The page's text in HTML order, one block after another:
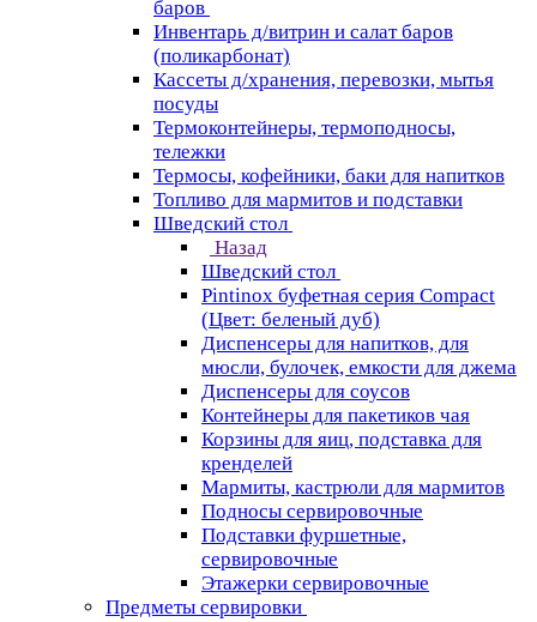
баров
Инвентарь д/витрин и салат баров
(поликарбонат)
Кассеты д/хранения, перевозки, мытья
посуды
Термоконтейнеры, термоподносы,
тележки
Термосы, кофейники, баки для напитков
Топливо для мармитов и подставки
Шведский стол
Назад
Шведский стол
Pintinox буфетная серия Compact
(Цвет: беленый дуб)
Диспенсеры для напитков, для
мюсли, булочек, емкости для джема
Диспенсеры для соусов
Контейнеры для пакетиков чая
Корзины для яиц, подставка для
кренделей
Мармиты, кастрюли для мармитов
Подносы сервировочные
Подставки фуршетные,
сервировочные
Этажерки сервировочные
Предметы сервировки